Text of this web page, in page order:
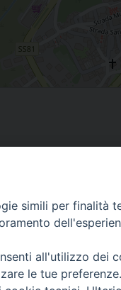
simili per finalità
all'utilizzo dei
le tue